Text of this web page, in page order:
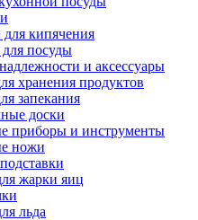
кипячения
посуды
и аксессуары
хранения продуктов
запекания
доски
приборы и инструменты
ножи
жарки яиц
льда